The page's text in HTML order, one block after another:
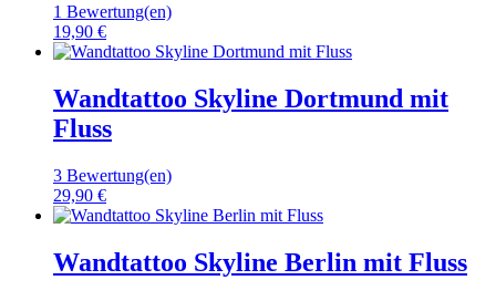
1 Bewertung(en)
19,90 €
Wandtattoo Skyline Dortmund mit
Fluss
3 Bewertung(en)
29,90 €
Wandtattoo Skyline Berlin mit Fluss